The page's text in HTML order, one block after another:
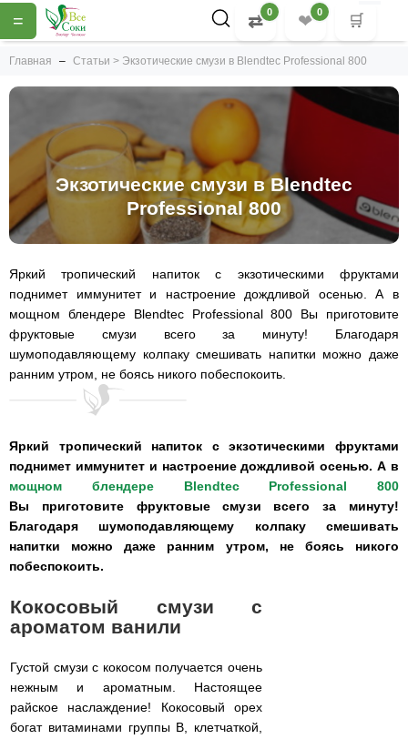
= ⇄ 0 ❤ 0 🛒
Главная Статьи > Экзотические смузи в Blendtec Professional 800
Экзотические смузи в Blendtec
Professional 800
Яркий тропический напиток с экзотическими фруктами
поднимет иммунитет и настроение дождливой осенью. А в
мощном блендере Blendtec Professional 800 Вы приготовите
фруктовые смузи всего за минуту! Благодаря
шумоподавляющему колпаку смешивать напитки можно даже
ранним утром, не боясь никого побеспокоить.
Яркий тропический напиток с экзотическими фруктами
поднимет иммунитет и настроение дождливой осенью. А в
мощном блендере Blendtec Professional 800
Вы приготовите фруктовые смузи всего за минуту!
Благодаря шумоподавляющему колпаку смешивать
напитки можно даже ранним утром, не боясь никого
побеспокоить.
Кокосовый смузи с
ароматом ванили
Густой смузи с кокосом получается очень
нежным и ароматным. Настоящее
райское наслаждение! Кокосовый орех
богат витаминами группы B, клетчаткой,